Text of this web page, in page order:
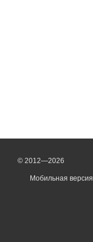
© 2012—2026
Мобильная версия